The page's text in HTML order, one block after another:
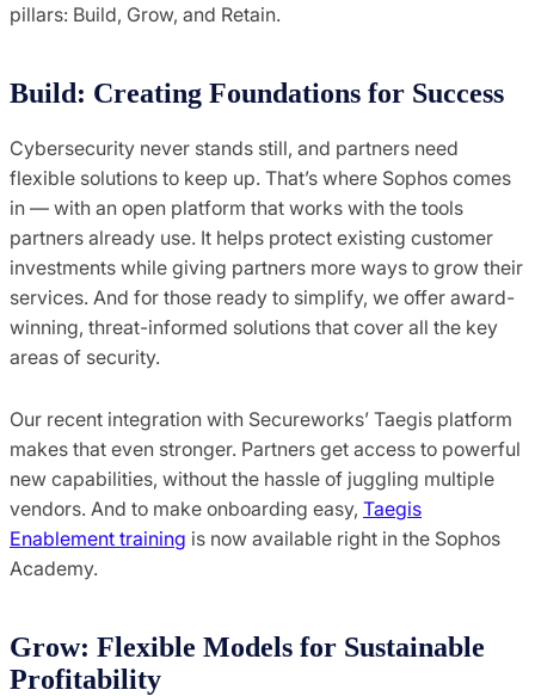
pillars: Build, Grow, and Retain.
Build: Creating Foundations for Success
Cybersecurity never stands still, and partners need
flexible solutions to keep up. That’s where Sophos comes
in — with an open platform that works with the tools
partners already use. It helps protect existing customer
investments while giving partners more ways to grow their
services. And for those ready to simplify, we offer award-
winning, threat-informed solutions that cover all the key
areas of security.
Our recent integration with Secureworks’ Taegis platform
makes that even stronger. Partners get access to powerful
new capabilities, without the hassle of juggling multiple
vendors. And to make onboarding easy, Taegis
Enablement training is now available right in the Sophos
Academy.
Grow: Flexible Models for Sustainable
Profitability